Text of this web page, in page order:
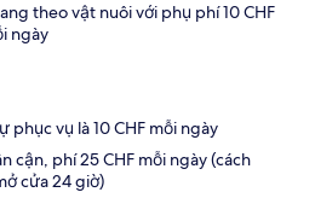
theo vật nuôi với phụ phí 10 CHF
ngày
phục vụ là 10 CHF mỗi ngày
cận, phí 25 CHF mỗi ngày (cách
cửa 24 giờ)